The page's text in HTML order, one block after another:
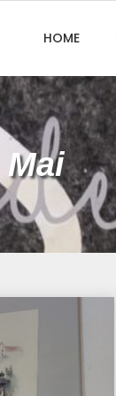
HOME
Mai